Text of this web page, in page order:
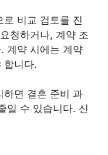
비교 검토를 진
청하거나, 계약 조
계약 시에는 계약
합니다.
하면 결혼 준비 과
일 수 있습니다. 신